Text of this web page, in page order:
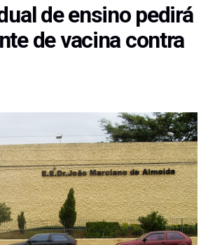
de ensino pedirá
de vacina contra